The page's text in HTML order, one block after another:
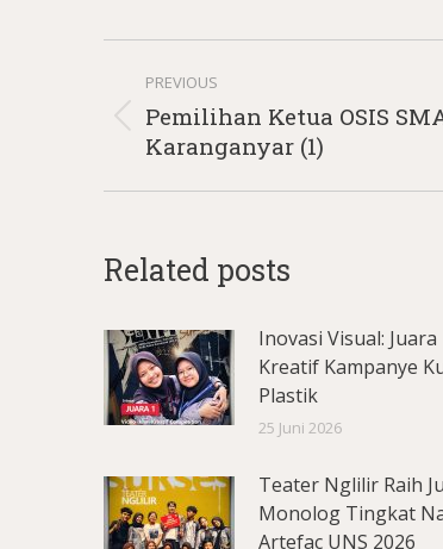
Post
navigation
PREVIOUS
Previous
post:
Pemilihan Ketua OSIS
Karanganyar (1)
Related posts
Inovasi Visual:
Kreatif Kampanye
Plastik
25 Juni 2026
Teater Nglilir Raih
Monolog Tingkat
Artefac UNS 2026